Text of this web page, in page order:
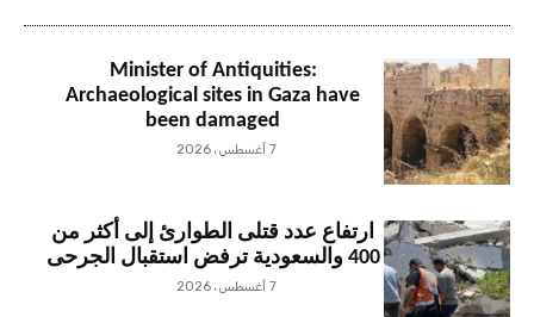
Minister of Antiquities:
Archaeological sites in Gaza have
been damaged
7 أغسطس، 2026
ارتفاع عدد قتلى الطوارئ إلى أكثر من
400 والسعودية ترفض استقبال الجرحى
7 أغسطس، 2026